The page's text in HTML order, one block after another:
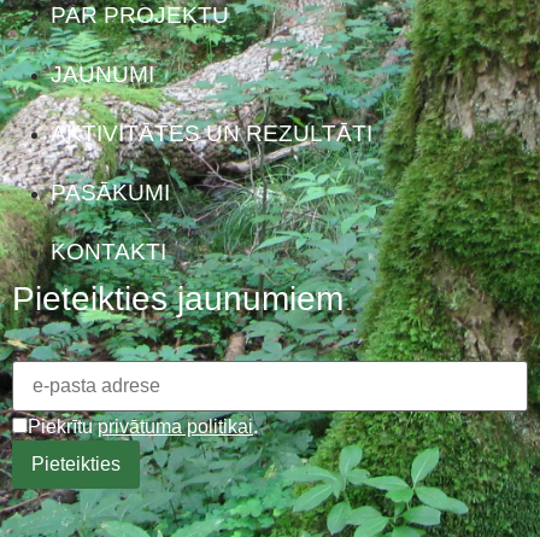
PAR PROJEKTU
JAUNUMI
AKTIVITĀTES UN REZULTĀTI
PASĀKUMI
KONTAKTI
Pieteikties jaunumiem
Piekrītuprivātuma politikai.